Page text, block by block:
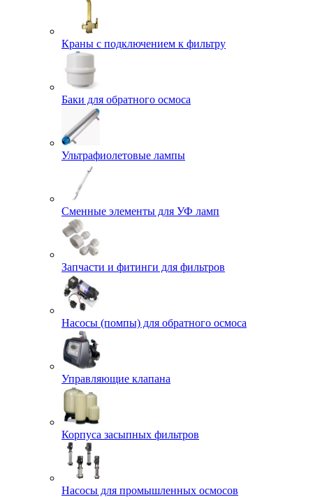
Краны с подключением к фильтру
Баки для обратного осмоса
Ультрафиолетовые лампы
Сменные элементы для УФ ламп
Запчасти и фитинги для фильтров
Насосы (помпы) для обратного осмоса
Управляющие клапана
Корпуса засыпных фильтров
Насосы для промышленных осмосов